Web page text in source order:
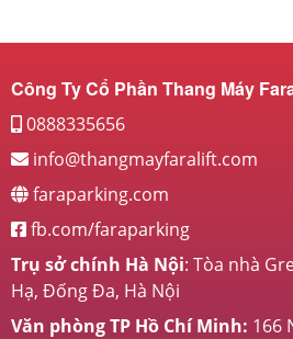
Công Ty Cổ Phần Thang Máy
0888335656
info@thangmayfaralift.com
faraparking.com
fb.com/faraparking
Trụ sở chính Hà Nội: Tòa nhà
Hạ, Đống Đa, Hà Nội
Văn phòng TP Hồ Chí Minh: 166